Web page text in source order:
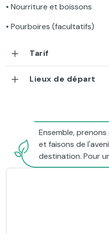
• Nourriture et boissons
• Pourboires (facultatifs)
Tarif
Lieux de départ
Ensemble,
et faisons de
destination. Pour